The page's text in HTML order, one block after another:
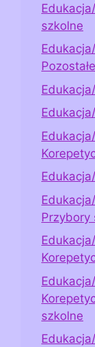
szkolne
Pozostałe
Przybory
szkolne